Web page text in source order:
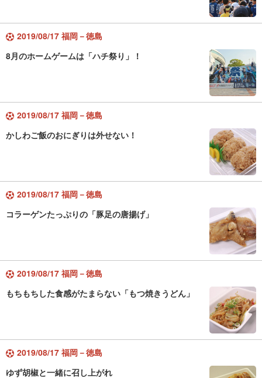
2019/08/17 福岡－徳島
8月のホームゲームは「ハチ祭り」！
2019/08/17 福岡－徳島
かしわご飯のおにぎりは外せない！
2019/08/17 福岡－徳島
コラーゲンたっぷりの「豚足の唐揚げ」
2019/08/17 福岡－徳島
もちもちした食感がたまらない「もつ焼きうどん」
2019/08/17 福岡－徳島
ゆず胡椒と一緒に召し上がれ